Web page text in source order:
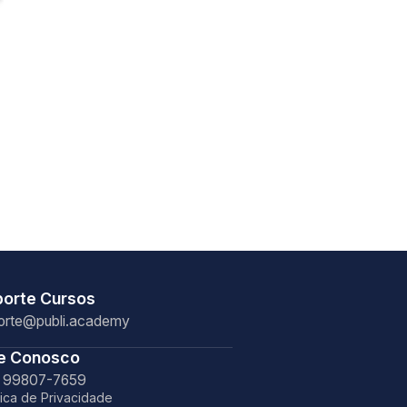
Cursos
Conosco
99807-7659
de Privacidade